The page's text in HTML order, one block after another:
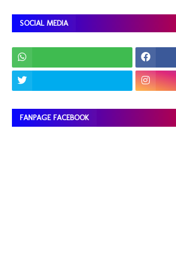
SOCIAL MEDIA
FANPAGE FACEBOOK